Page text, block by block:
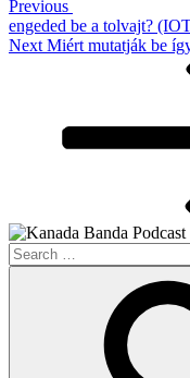
Previous
engeded be a tolvajt?
Next
Next Miért mutatják be
Search
for: